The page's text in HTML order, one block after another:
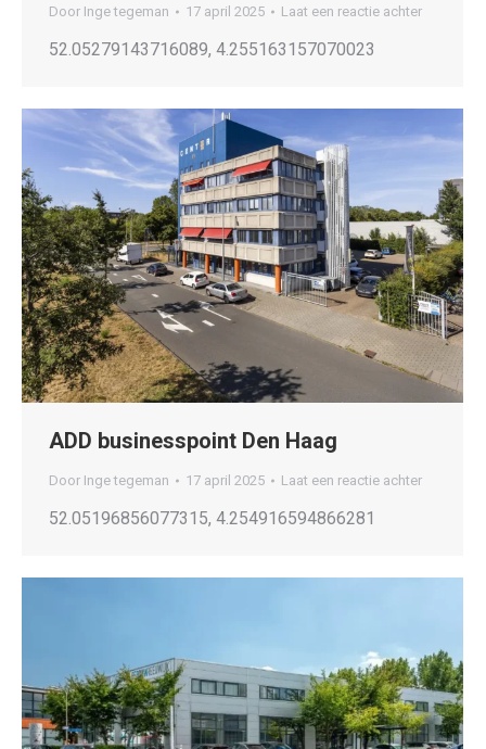
Door Inge tegeman 17 april 2025 Laat een reactie achter
52.05279143716089, 4.255163157070023
ADD businesspoint Den Haag
Door Inge tegeman 17 april 2025 Laat een reactie achter
52.05196856077315, 4.254916594866281